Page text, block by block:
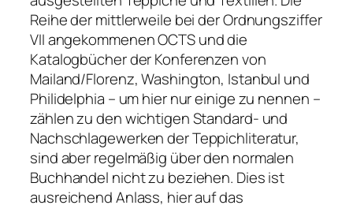
Reihe der mittlerweile bei der Ordnungsziffer
VII angekommenen OCTS und die
Katalogbücher der Konferenzen von
Mailand/Florenz, Washington, Istanbul und
Philidelphia – um hier nur einige zu nennen –
zählen zu den wichtigen Standard- und
Nachschlagewerken der Teppichliteratur,
sind aber regelmäßig über den normalen
Buchhandel nicht zu beziehen. Dies ist
ausreichend Anlass, hier auf das